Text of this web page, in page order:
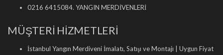
0216 6415084. YANGIN MERDİVENLERİ
MÜŞTERİ HİZMETLERİ
İstanbul Yangın Merdiveni İmalatı, Satışı ve Montajı | Uygun Fiyat